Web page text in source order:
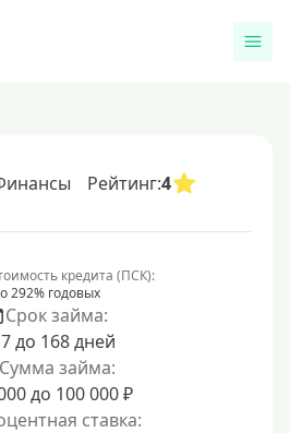
Рейтинг:4
кредита (ПСК):
292% годовых
Срок займа:
до 168 дней
Сумма займа:
до 100 000 ₽
ставка: